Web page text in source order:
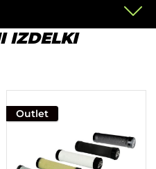
IZDELKI
Outlet